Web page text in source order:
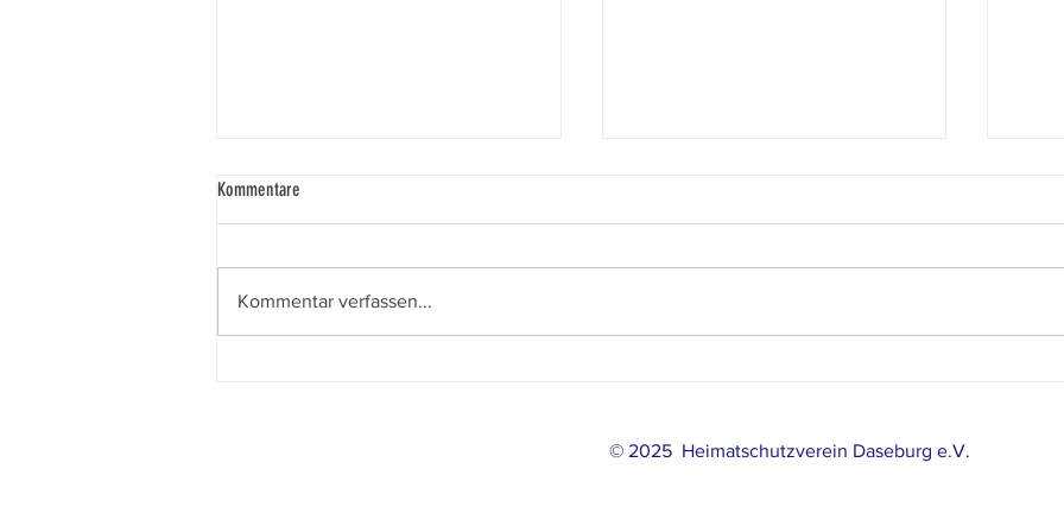
Königspaar 2024
Kommentare
Kommentar verfassen...
© 2025 Heimatschutzverein Daseburg e.V.